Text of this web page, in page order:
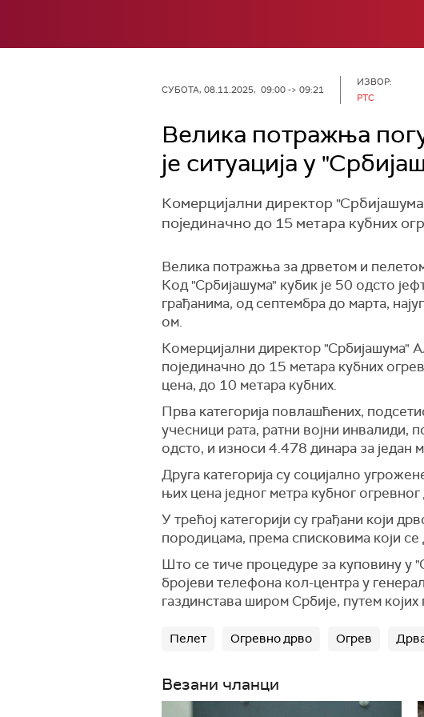
СУБОТА, 08.11.2025, 09:00 -> 09:21
ИЗВОР:
РТС
Велика потражња
је ситуација у
Комерцијални директор
појединачно до 15 метара кубних
Велика потражња за дрветом и
Код "Србијашума" кубик је 50 одсто
грађанима, од септембра до марта,
ом.
Комерцијални директор "Србијашума"
појединачно до 15 метара кубних
цена, до 10 метара кубних.
Прва категорија повлашћених,
учесници рата, ратни војни инвалиди,
одсто, и износи 4.478 динара за један
Друга категорија су социјално
њих цена једног метра кубног
У трећој категорији су грађани који
породицама, према списковима који се
Што се тиче процедуре за куповину у
бројеви телефона кол-центра у
газдинстава широм Србије, путем
Пелет Огревно дрво Огрев
Везани чланци